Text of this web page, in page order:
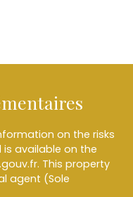
on the risks
available on the
This property
agent (Sole